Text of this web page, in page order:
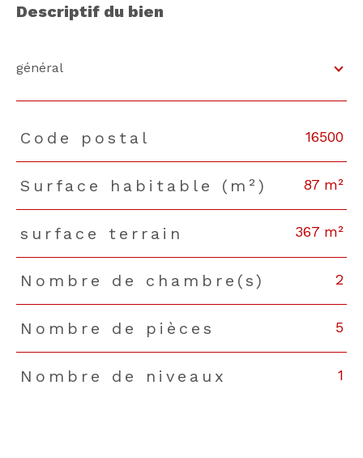
descriptif du bien
général
TRAD_PAMPERO_Caracteristique Valeurs
Code postal 16500
Surface habitable (m²) 87 m²
surface terrain 367 m²
Nombre de chambre(s) 2
Nombre de pièces 5
Nombre de niveaux 1